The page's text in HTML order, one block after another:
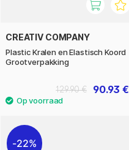
CREATIV COMPANY
Plastic Kralen en Elastisch Koord
Grootverpakking
90.93 €
129.90 €
22%